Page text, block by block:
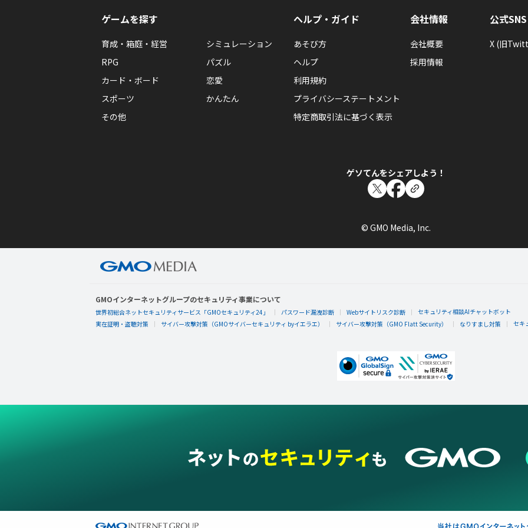
ゲームを探す
育成・箱庭・経営
シミュレーション
RPG
パズル
カード・ボード
恋愛
スポーツ
かんたん
その他
ヘルプ・ガイド
あそび方
ヘルプ
利用規約
プライバシーステートメント
特定商取引法に基づく表示
会社情報
会社概要
採用情報
公式SNS
X (旧
ゲソてんをシェアしよう！
© GMO Media, Inc.
GMOインターネットグループのセキュリティ事業について
世界初総合ネットセキュリティサービス「GMOセキュリティ24」 パスワード漏洩診断 Webサイトリスク診断
セキュリティ相談AIチャットボット
実在証明・盗聴対策
サイバー攻撃対策（GMOサイバーセキュリティ byイエラエ） サイバー攻撃対策（GMO Flatt Security） なりすまし対策 セキ